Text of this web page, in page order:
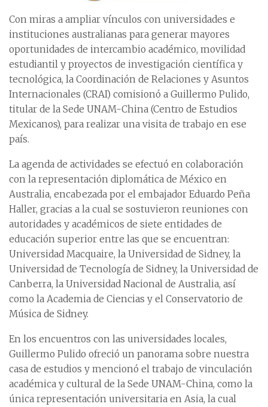
Con miras a ampliar vínculos con universidades e
instituciones australianas para generar mayores
oportunidades de intercambio académico, movilidad
estudiantil y proyectos de investigación científica y
tecnológica, la Coordinación de Relaciones y Asuntos
Internacionales (CRAI) comisionó a Guillermo Pulido,
titular de la Sede UNAM-China (Centro de Estudios
Mexicanos), para realizar una visita de trabajo en ese
país.
La agenda de actividades se efectuó en colaboración
con la representación diplomática de México en
Australia, encabezada por el embajador Eduardo Peña
Haller, gracias a la cual se sostuvieron reuniones con
autoridades y académicos de siete entidades de
educación superior entre las que se encuentran:
Universidad Macquaire, la Universidad de Sidney, la
Universidad de Tecnología de Sidney, la Universidad de
Canberra, la Universidad Nacional de Australia, así
como la Academia de Ciencias y el Conservatorio de
Música de Sidney.
En los encuentros con las universidades locales,
Guillermo Pulido ofreció un panorama sobre nuestra
casa de estudios y mencionó el trabajo de vinculación
académica y cultural de la Sede UNAM-China, como la
única representación universitaria en Asia, la cual